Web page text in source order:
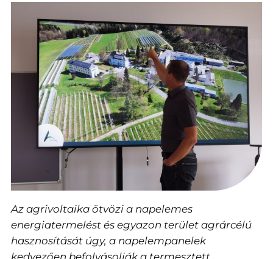
Az agrivoltaika ötvözi a napelemes
energiatermelést és egyazon terület agrárcélú
hasznosítását úgy, a napelempanelek
kedvezően befolyásolják a termesztett